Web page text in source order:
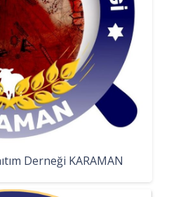
Derneği KARAMAN